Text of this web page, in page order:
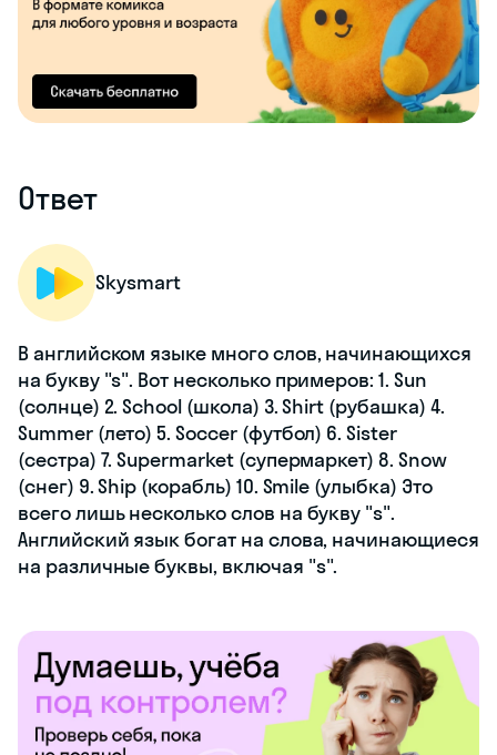
Ответ
Skysmart
В английском языке много слов, начинающихся
на букву "s". Вот несколько примеров: 1. Sun
(солнце) 2. School (школа) 3. Shirt (рубашка) 4.
Summer (лето) 5. Soccer (футбол) 6. Sister
(сестра) 7. Supermarket (супермаркет) 8. Snow
(снег) 9. Ship (корабль) 10. Smile (улыбка) Это
всего лишь несколько слов на букву "s".
Английский язык богат на слова, начинающиеся
на различные буквы, включая "s".